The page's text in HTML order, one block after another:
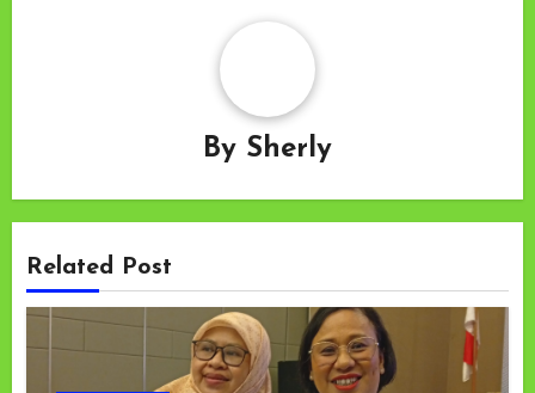
By Sherly
Related Post